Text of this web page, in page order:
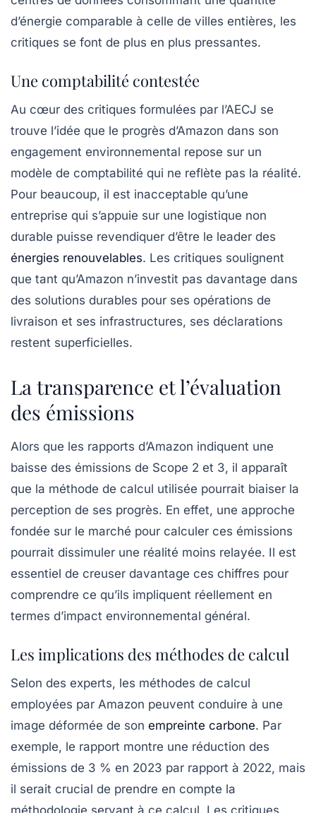
d’énergie comparable à celle de villes entières, les
critiques se font de plus en plus pressantes.
Une comptabilité contestée
Au cœur des critiques formulées par l’AECJ se
trouve l’idée que le progrès d’Amazon dans son
engagement environnemental repose sur un
modèle de comptabilité qui ne reflète pas la réalité.
Pour beaucoup, il est inacceptable qu’une
entreprise qui s’appuie sur une logistique non
durable puisse revendiquer d’être le leader des
énergies renouvelables. Les critiques soulignent
que tant qu’Amazon n’investit pas davantage dans
des solutions durables pour ses opérations de
livraison et ses infrastructures, ses déclarations
restent superficielles.
La transparence et l’évaluation
des émissions
Alors que les rapports d’Amazon indiquent une
baisse des émissions de Scope 2 et 3, il apparaît
que la méthode de calcul utilisée pourrait biaiser la
perception de ses progrès. En effet, une approche
fondée sur le marché pour calculer ces émissions
pourrait dissimuler une réalité moins relayée. Il est
essentiel de creuser davantage ces chiffres pour
comprendre ce qu’ils impliquent réellement en
termes d’impact environnemental général.
Les implications des méthodes de calcul
Selon des experts, les méthodes de calcul
employées par Amazon peuvent conduire à une
image déformée de son empreinte carbone. Par
exemple, le rapport montre une réduction des
émissions de 3 % en 2023 par rapport à 2022, mais
il serait crucial de prendre en compte la